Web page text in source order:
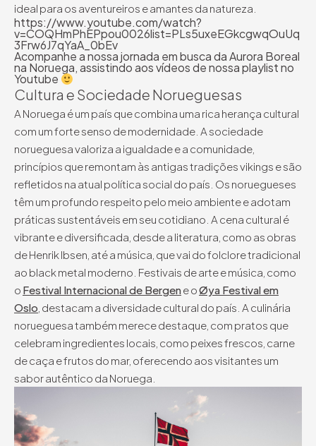
ideal para os aventureiros e amantes da natureza.
https://www.youtube.com/watch?
v=COQHmPhEPpou0026list=PLs5uxeEGkcgwqOuUq
3Frw6J7qYaA_0bEv
Acompanhe a nossa jornada em busca da Aurora Boreal
na Noruega, assistindo aos vídeos de nossa playlist no
Youtube
Cultura e Sociedade Norueguesas
A Noruega é um país que combina uma rica herança cultural
com um forte senso de modernidade. A sociedade
norueguesa valoriza a igualdade e a comunidade,
princípios que remontam às antigas tradições vikings e são
refletidos na atual política social do país. Os noruegueses
têm um profundo respeito pelo meio ambiente e adotam
práticas sustentáveis em seu cotidiano. A cena cultural é
vibrante e diversificada, desde a literatura, como as obras
de Henrik Ibsen, até a música, que vai do folclore tradicional
ao black metal moderno. Festivais de arte e música, como
o Festival Internacional de Bergene oØya Festival em
Oslo , destacam a diversidade cultural do país. A culinária
norueguesa também merece destaque, com pratos que
celebram ingredientes locais, como peixes frescos, carne
de caça e frutos do mar, oferecendo aos visitantes um
sabor autêntico da Noruega.